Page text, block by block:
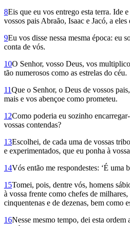
8Eis que eu vos entrego esta terra. Ide
vossos pais Abraão, Isaac e Jacó, a eles
9Eu vos disse nessa mesma época: eu
conta de vós.
10O Senhor, vosso Deus, vos
tão numerosos como as estrelas do céu.
11Que o Senhor, o Deus de vossos
mais e vos abençoe como prometeu.
12Como poderia eu sozinho
vossas contendas?
13Escolhei, de cada uma de vossas
e experimentados, que eu ponha à
14Vós então me respondestes: ‘É uma
15Tomei, pois, dentre vós, homens
à vossa frente como chefes de milhares,
cinquentenas e de dezenas, bem como
16Nesse mesmo tempo, dei esta ordem